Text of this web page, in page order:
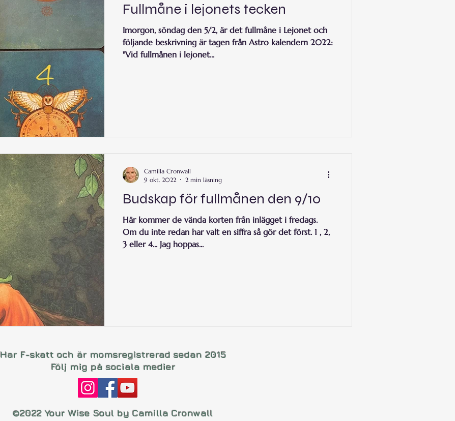
Fullmåne i lejonets tecken
Imorgon, söndag den 5/2, är det fullmåne i Lejonet och
följande beskrivning är tagen från Astro kalendern 2022:
"Vid fullmånen i lejonet...
Budskap för fullmånen den 9/10
Här kommer de vända korten från inlägget i fredags.
Om du inte redan har valt en siffra så gör det först. 1 , 2,
3 eller 4... Jag hoppas...
Camilla Cronwall
9 okt. 2022
2 min läsning
Har F-skatt och är momsregistrerad sedan 2015
Följ mig på sociala medier
©2022 Your Wise Soul by Camilla Cronwall